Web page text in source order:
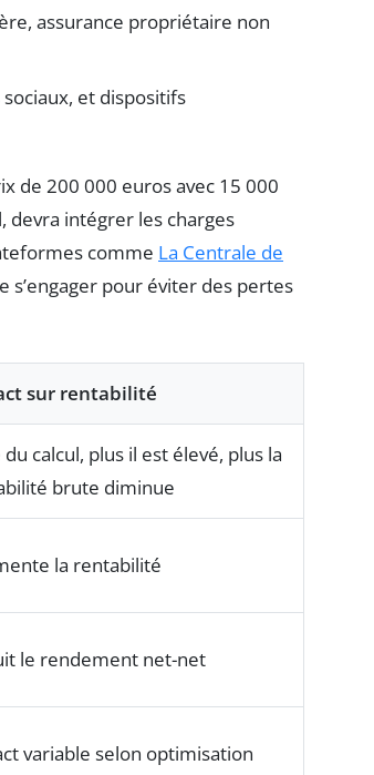
assurance propriétaire non
et dispositifs
de 200 000 euros avec 15 000
devra intégrer les charges
comme La Centrale de
s’engager pour éviter des pertes
sur rentabilité
du calcul, plus il est élevé, plus la
brute diminue
la rentabilité
le rendement net-net
variable selon optimisation